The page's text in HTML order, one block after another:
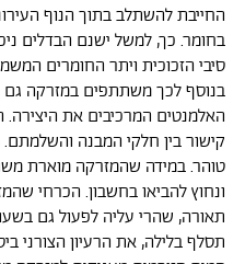
החייבת להשתלב בתוך הנוף
בחומר. כך, למשל ישנם הבדלים
סיבי הזכוכית ויתר החומרים
בנוסף לכך משתתפים במזרקה גם
האלמנטים המרכיבים את היצירה.
קישור בין חלקי המבנה
טוהר. במידה שהמזרקה מוארת
ונחוץ להביאו בחשבון. הכרחי
תאורה, שהרי עליה לפעול גם
תסלף בלילה, את הרעיון הצורני